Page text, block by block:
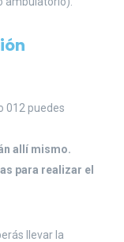
012 puedes
allí mismo.
para realizar el
llevar la